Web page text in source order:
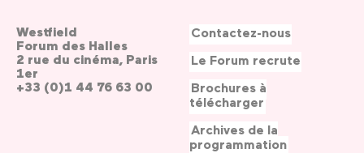
Westfield
Forum des Halles
2 rue du cinéma, Paris
1er
+33 (0)1 44 76 63 00
Contactez-nous
Le Forum recrute
Brochures à
télécharger
Archives de la
programmation